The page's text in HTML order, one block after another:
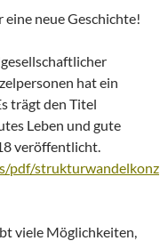
neue Geschichte!
hat ein
trägt den Titel
Leben und gute
veröffentlicht.
pdf/strukturwandelkonz
viele Möglichkeiten,